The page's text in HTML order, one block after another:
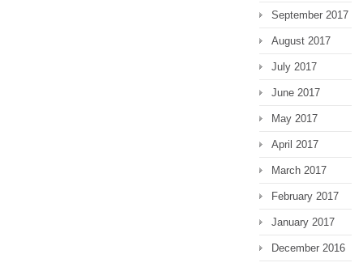
September 2017
August 2017
July 2017
June 2017
May 2017
April 2017
March 2017
February 2017
January 2017
December 2016